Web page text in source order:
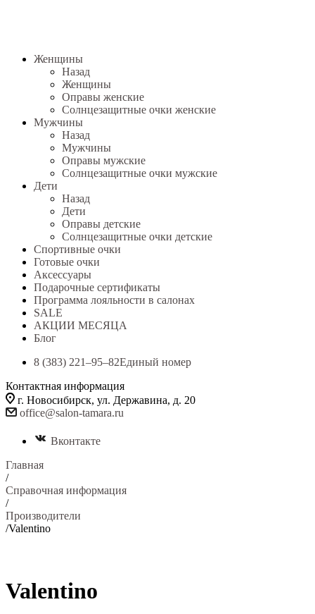
Женщины
Назад
Женщины
Оправы женские
Солнцезащитные очки женские
Мужчины
Назад
Мужчины
Оправы мужские
Солнцезащитные очки мужские
Дети
Назад
Дети
Оправы детские
Солнцезащитные очки детские
Спортивные очки
Готовые очки
Аксессуары
Подарочные сертификаты
Программа лояльности в салонах
SALE
АКЦИИ МЕСЯЦА
Блог
8 (383) 221‒95‒82Единый номер
Контактная информация
г. Новосибирск, ул. Державина, д. 20
office@salon-tamara.ru
Вконтакте
Главная
/
Справочная информация
/
Производители
/Valentino
Valentino